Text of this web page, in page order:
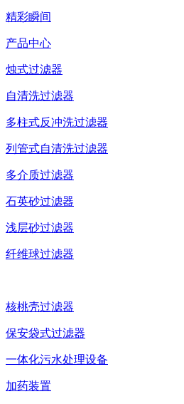
精彩瞬间
产品中心
烛式过滤器
自清洗过滤器
多柱式反冲洗过滤器
列管式自清洗过滤器
多介质过滤器
石英砂过滤器
浅层砂过滤器
纤维球过滤器
核桃壳过滤器
保安袋式过滤器
一体化污水处理设备
加药装置